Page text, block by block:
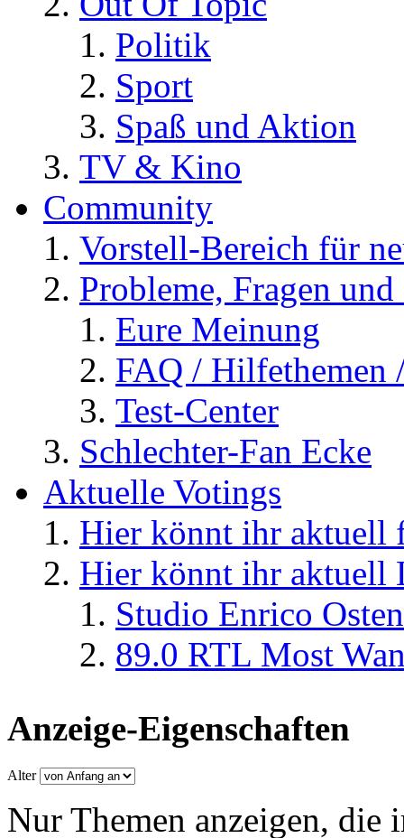
Politik
Sport
Spaß und Aktion
TV & Kino
Community
Vorstell-Bereich für
Probleme, Fragen
Eure Meinung
FAQ / Hilfethemen
Test-Center
Schlechter-Fan Ecke
Aktuelle Votings
Hier könnt ihr aktuell
Hier könnt ihr aktuell
Studio Enrico
89.0 RTL Most
Anzeige-Eigenschaften
Alter
Nur Themen anzeigen, die